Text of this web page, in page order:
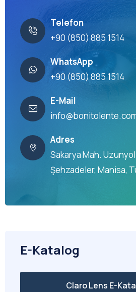
Telefon
+90 (850) 885 1514
WhatsApp
+90 (850) 885 1514
E-Mail
Adres
Sakarya Mah.
Şehzadeler, Manisa,
E-Katalog
Claro Lens E-